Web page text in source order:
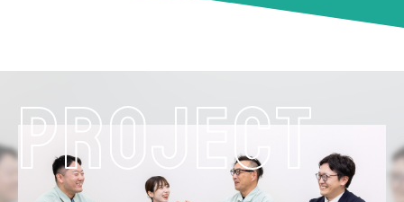
PROJECT